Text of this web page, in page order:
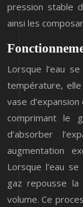
pression stable
ainsi les
Lorsque l’eau
température,
vase
comprimant le
d’absorber
augmentation
Lorsque l’eau
gaz repousse la
volume. Ce